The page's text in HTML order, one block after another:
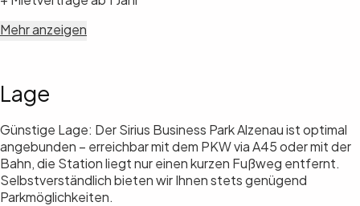
Mehr anzeigen
Lage
Günstige Lage: Der Sirius Business Park Alzenau ist optimal
angebunden – erreichbar mit dem PKW via A45 oder mit der
Bahn, die Station liegt nur einen kurzen Fußweg entfernt.
Selbstverständlich bieten wir Ihnen stets genügend
Parkmöglichkeiten.